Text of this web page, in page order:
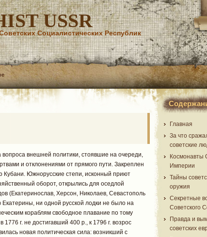
USSR
Социалистических Республик
внешней политики, стоявшие на очереди,
и отклонениями от прямого пути. Закреплен
Кубани. Южнорусские степи, исконный приют
оборот, открылись для оседлой
(Екатеринослав, Херсон, Николаев, Севастополь
ни одной русской лодки не было на
кораблям свободное плавание по тому
г. не достигавший 400 р., к 1796 г. возрос
новая политическая сила: возникший с
Главная
За что
советские
Космонавты
Империи
Тайны
оружия
Секретные
Советского
Правда и
советских